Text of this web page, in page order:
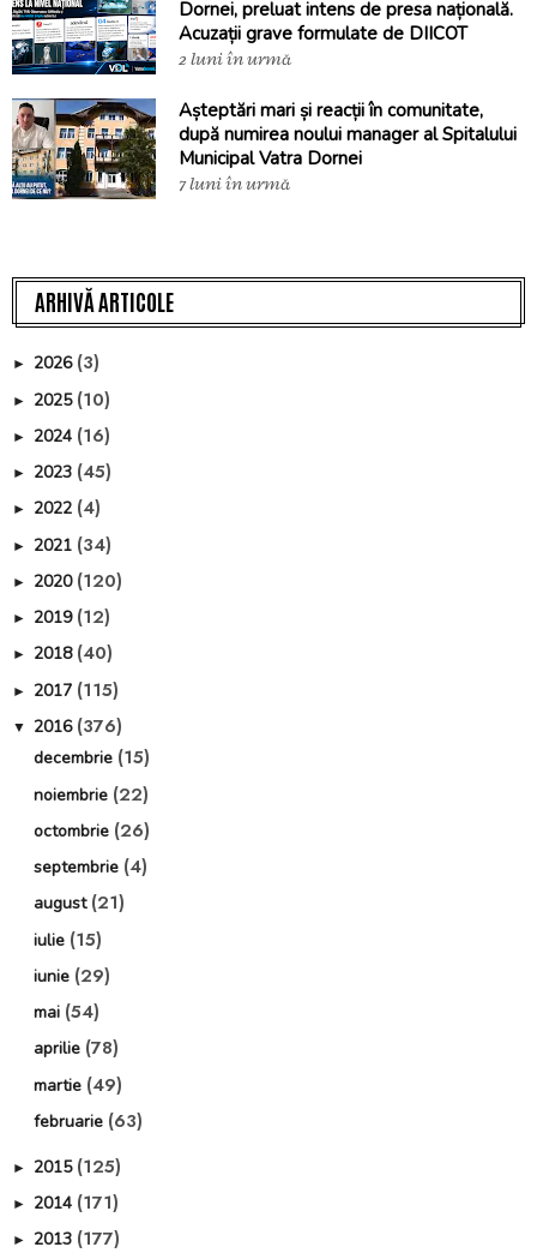
Dornei, preluat intens de presa națională.
Acuzații grave formulate de DIICOT
2 luni în urmă
Așteptări mari și reacții în comunitate,
după numirea noului manager al Spitalului
Municipal Vatra Dornei
7 luni în urmă
ARHIVĂ ARTICOLE
► 2026 (3)
► 2025 (10)
► 2024 (16)
► 2023 (45)
► 2022 (4)
► 2021 (34)
► 2020 (120)
► 2019 (12)
► 2018 (40)
► 2017 (115)
▼ 2016 (376)
decembrie (15)
noiembrie (22)
octombrie (26)
septembrie (4)
august (21)
iulie (15)
iunie (29)
mai (54)
aprilie (78)
martie (49)
februarie (63)
► 2015 (125)
► 2014 (171)
► 2013 (177)